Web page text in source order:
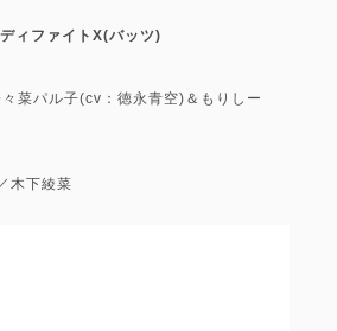
ィファイトX(バッツ)
菜パル子(cv：徳永青空)＆もりしー
木下綾菜